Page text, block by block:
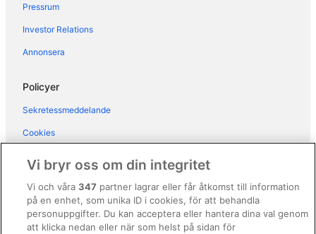
Pressrum
Investor Relations
Annonsera
Policyer
Sekretessmeddelande
Cookies
Regler och villkor för Vrbo
Tillgänglighetsanpassning
Vi bryr oss om din integritet
Vi och våra347 partner lagrar eller får åtkomst till information
på en enhet, som unika ID i cookies, för att behandla
personuppgifter. Du kan acceptera eller hantera dina val genom
att klicka nedan eller när som helst på sidan för